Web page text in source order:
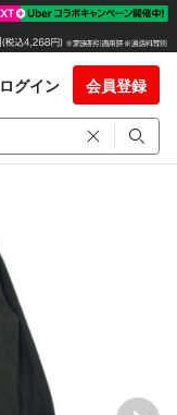
ログイン 会員登録